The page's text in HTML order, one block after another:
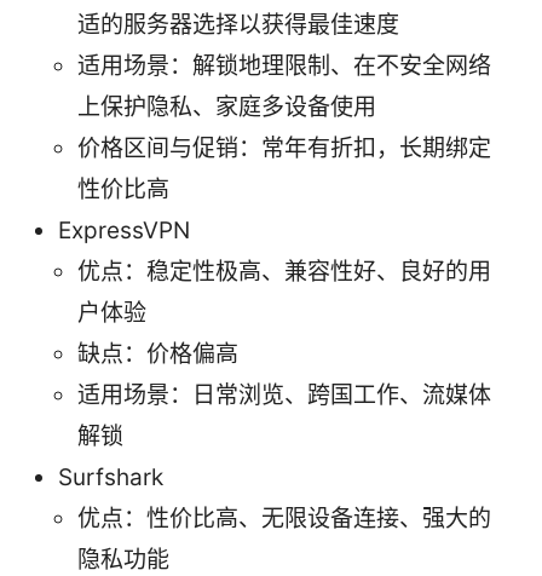
适的服务器选择以获得最佳速度
适用场景：解锁地理限制、在不安全网络
上保护隐私、家庭多设备使用
价格区间与促销：常年有折扣，长期绑定
性价比高
ExpressVPN
优点：稳定性极高、兼容性好、良好的用
户体验
缺点：价格偏高
适用场景：日常浏览、跨国工作、流媒体
解锁
Surfshark
优点：性价比高、无限设备连接、强大的
隐私功能